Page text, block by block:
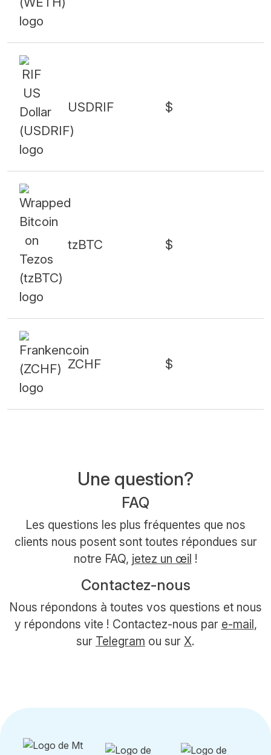
USDRIF $
tzBTC $
ZCHF $
Une question?
FAQ
Les questions les plus fréquentes que nos
clients nous posent sont toutes répondues sur
notre FAQ, jetez un œil !
Contactez-nous
Nous répondons à toutes vos questions et nous
y répondons vite ! Contactez-nous par e-mail,
sur Telegram ou sur X.